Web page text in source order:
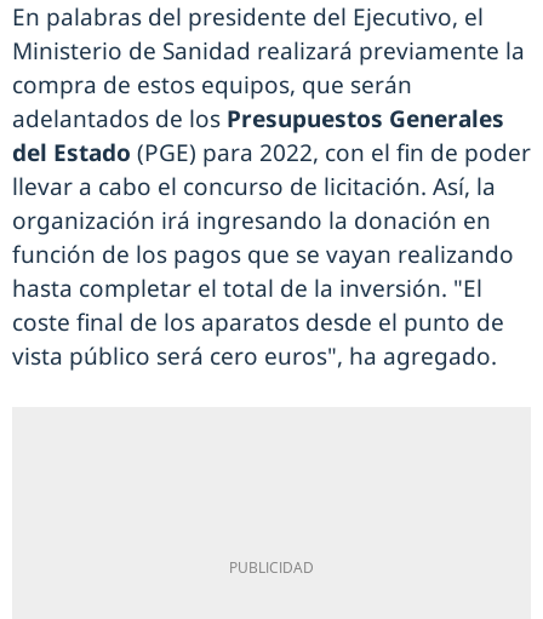
En palabras del presidente del Ejecutivo, el
Ministerio de Sanidad realizará previamente la
compra de estos equipos, que serán
adelantados de los Presupuestos Generales
del Estado (PGE) para 2022, con el fin de poder
llevar a cabo el concurso de licitación. Así, la
organización irá ingresando la donación en
función de los pagos que se vayan realizando
hasta completar el total de la inversión. "El
coste final de los aparatos desde el punto de
vista público será cero euros", ha agregado.